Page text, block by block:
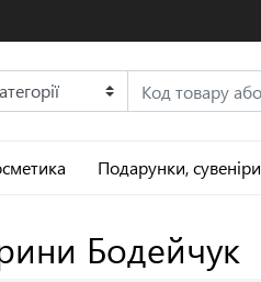
Подарунки, сувеніри
Бодейчук